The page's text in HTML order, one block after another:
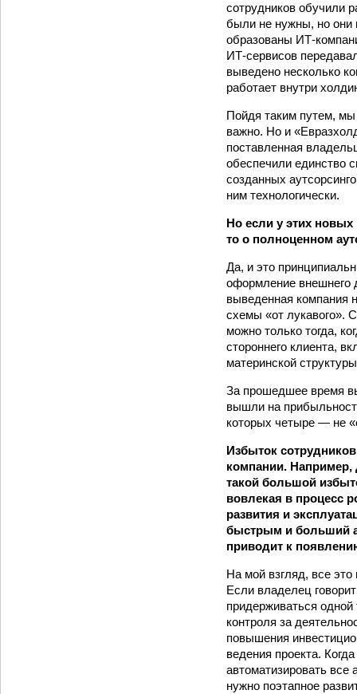
сотрудников обучили
были не нужны, но они
образованы ИТ-
ИТ-сервисов
выведено несколько
работает внутри
Пойдя таким путем,
важно. Но и
поставленная
обеспечили единство
созданных
ним технологически.
Но если у этих
то о полноценном
Да, и это
оформление внешнего
выведенная компания
схемы «от лукавого».
можно только тогда,
стороннего клиента,
материнской
За прошедшее время
вышли на
которых четыре — не
Избыток
компании. Например,
такой большой
вовлекая в процесс
развития и
быстрым и больший
приводит к
На мой взгляд, все это
Если владелец
придерживаться
контроля за
повышения
ведения проекта.
автоматизировать
нужно поэтапное